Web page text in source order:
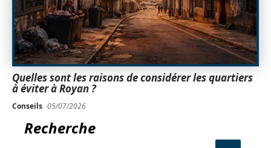
Quelles sont les raisons de considérer les quartiers
à éviter à Royan ?
Conseils 05/07/2026
Recherche